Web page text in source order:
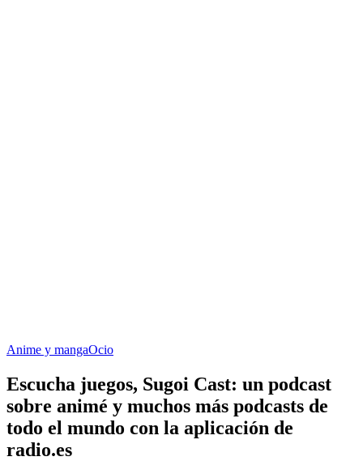
Anime y mangaOcio
Escucha juegos, Sugoi Cast: un podcast
sobre animé y muchos más podcasts de
todo el mundo con la aplicación de
radio.es